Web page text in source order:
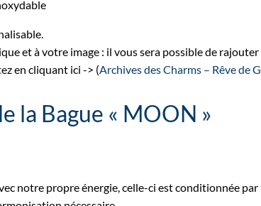
et à votre image : il vous sera possible de
en cliquant ici -> (Archives des Charms – Rêve de
la Bague « MOON »
notre propre énergie, celle-ci est conditionnée